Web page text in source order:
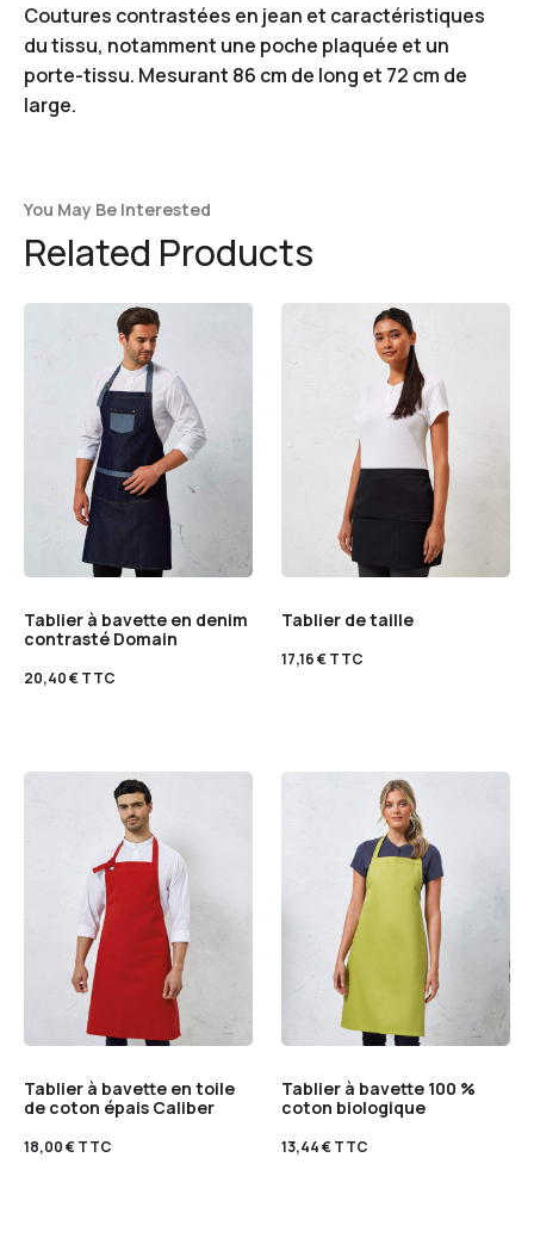
Coutures contrastées en jean et caractéristiques
du tissu, notamment une poche plaquée et un
porte-tissu. Mesurant 86 cm de long et 72 cm de
large.
You May Be Interested
Related Products
Tablier à bavette en denim
contrasté Domain
20,40€TTC
Tablier de taille
17,16€TTC
Tablier à bavette en toile
de coton épais Caliber
18,00€TTC
Tablier à bavette 100 %
coton biologique
13,44€TTC